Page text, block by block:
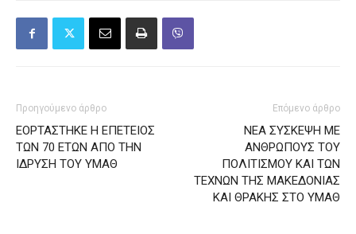
Προηγούμενο άρθρο
ΕΟΡΤΑΣΤΗΚΕ Η ΕΠΕΤΕΙΟΣ
ΤΩΝ 70 ΕΤΩΝ ΑΠΟ ΤΗΝ
ΙΔΡΥΣΗ ΤΟΥ ΥΜΑΘ
Επόμενο άρθρο
ΝΕΑ ΣΥΣΚΕΨΗ ΜΕ
ΑΝΘΡΩΠΟΥΣ ΤΟΥ
ΠΟΛΙΤΙΣΜΟΥ ΚΑΙ ΤΩΝ
ΤΕΧΝΩΝ ΤΗΣ ΜΑΚΕΔΟΝΙΑΣ
ΚΑΙ ΘΡΑΚΗΣ ΣΤΟ ΥΜΑΘ